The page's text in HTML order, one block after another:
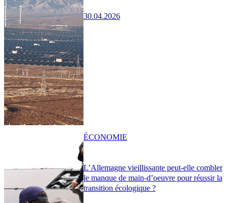
30.04.2026
L’Allemagne vieillissante peut-elle combler
le manque de main-d’oeuvre pour réussir la
transition écologique ?
ÉCONOMIE